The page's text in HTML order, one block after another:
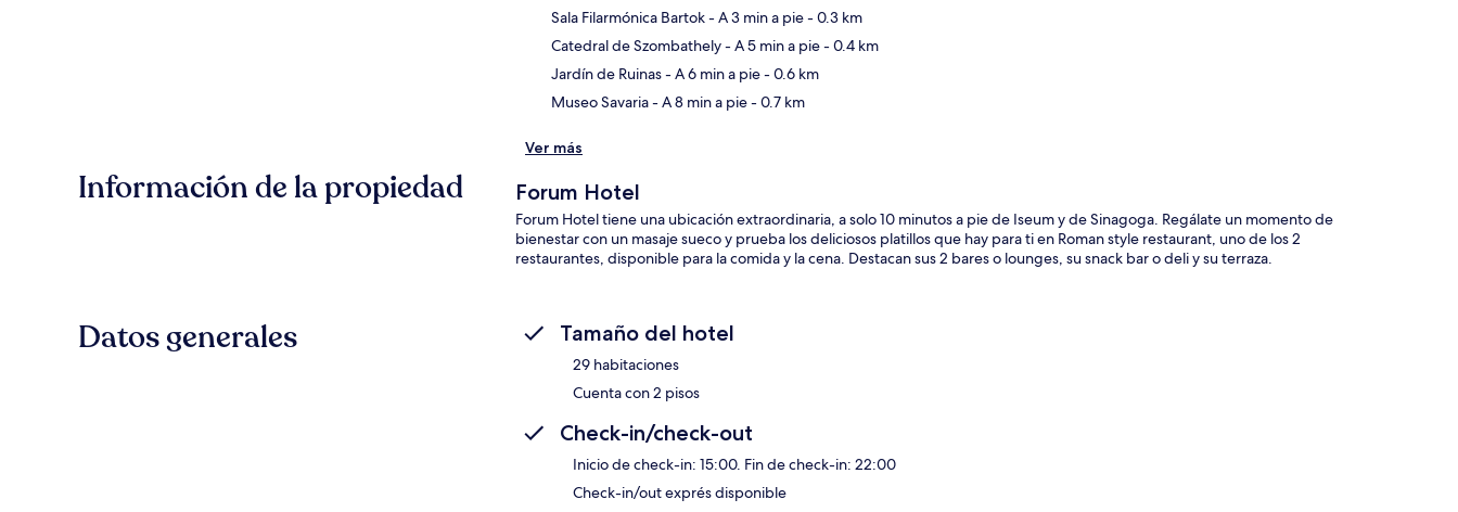
Sala Filarmónica Bartok- A 3 min a pie- 0.3 km
Catedral de Szombathely- A 5 min a pie- 0.4 km
Jardín de Ruinas- A 6 min a pie- 0.6 km
Museo Savaria- A 8 min a pie- 0.7 km
Ver más
Información de la propiedad Forum Hotel
Forum Hotel tiene una ubicación extraordinaria, a solo 10 minutos a pie de Iseum y de Sinagoga. Regálate un momento de
bienestar con un masaje sueco y prueba los deliciosos platillos que hay para ti en Roman style restaurant, uno de los 2
restaurantes, disponible para la comida y la cena. Destacan sus 2 bares o lounges, su snack bar o deli y su terraza.
Datos generales Tamaño del hotel
29 habitaciones
Cuenta con 2 pisos
Check-in/check-out
Inicio de check-in: 15:00. Fin de check-in: 22:00
Check-in/out exprés disponible